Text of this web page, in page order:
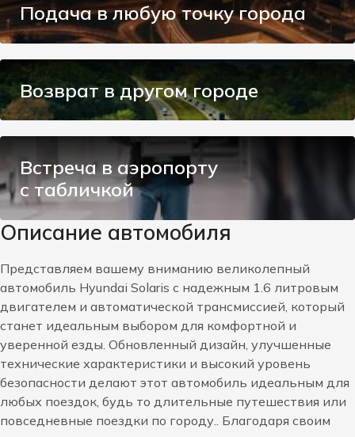
Подача в любую точку города
Возврат в другом городе
Встреча в аэропорту
с табличкой
Описание автомобиля
Представляем вашему вниманию великолепный
автомобиль Hyundai Solaris с надежным 1.6 литровым
двигателем и автоматической трансмиссией, который
станет идеальным выбором для комфортной и
уверенной езды. Обновленный дизайн, улучшенные
технические характеристики и высокий уровень
безопасности делают этот автомобиль идеальным для
любых поездок, будь то длительные путешествия или
повседневные поездки по городу.. Благодаря своим